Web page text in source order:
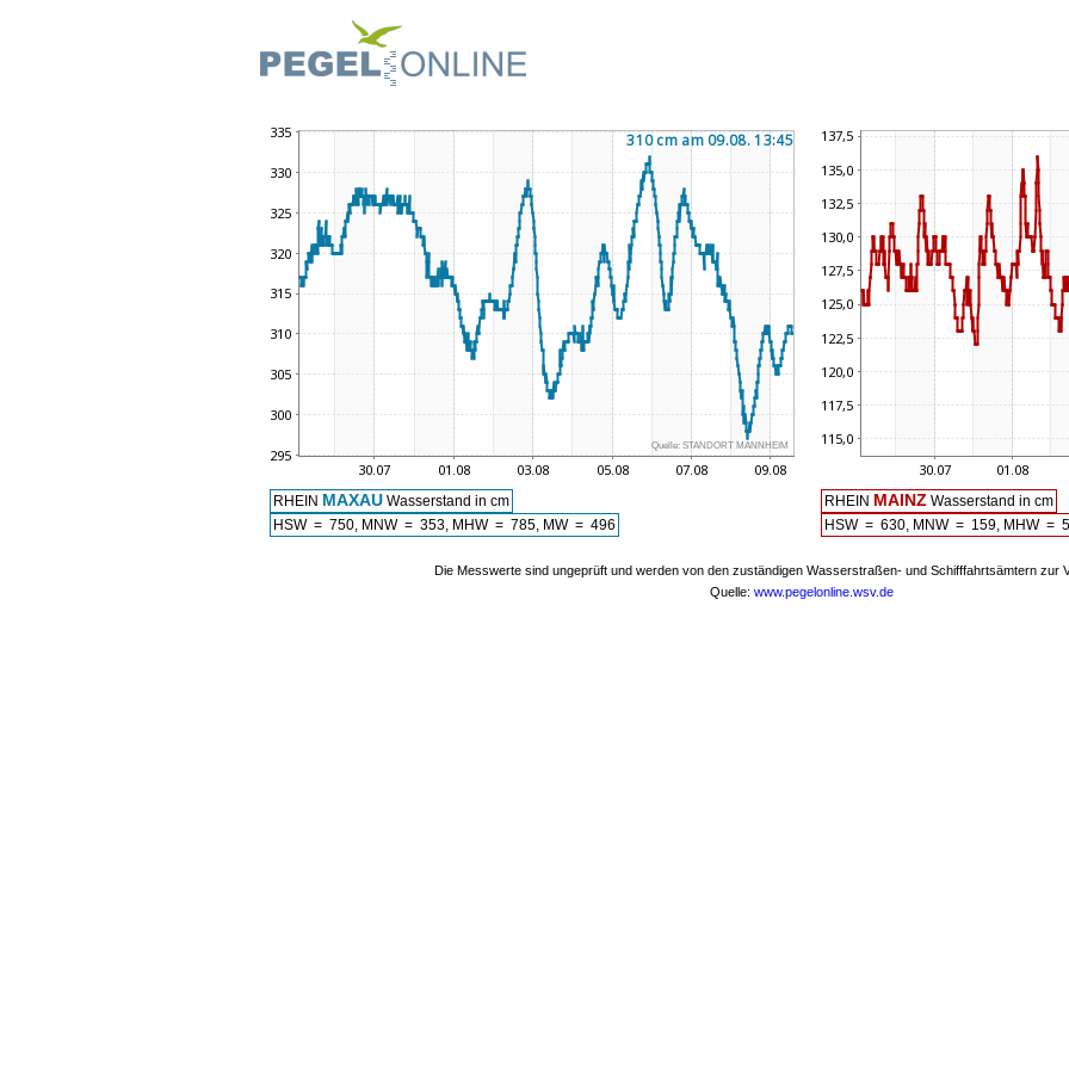
Quelle: STANDORT MANNHEIM
RHEIN MAXAU Wasserstand in cm
HSW = 750, MNW = 353, MHW = 785, MW = 496
RHEIN MAINZ Wasserstand in cm
HSW = 630, MNW = 159, MHW =
Die Messwerte sind ungeprüft und werden von den zuständigen Wasserstraßen- und Schifffahrtsämtern zur
Quelle: www.pegelonline.wsv.de